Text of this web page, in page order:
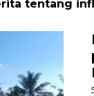
tentang